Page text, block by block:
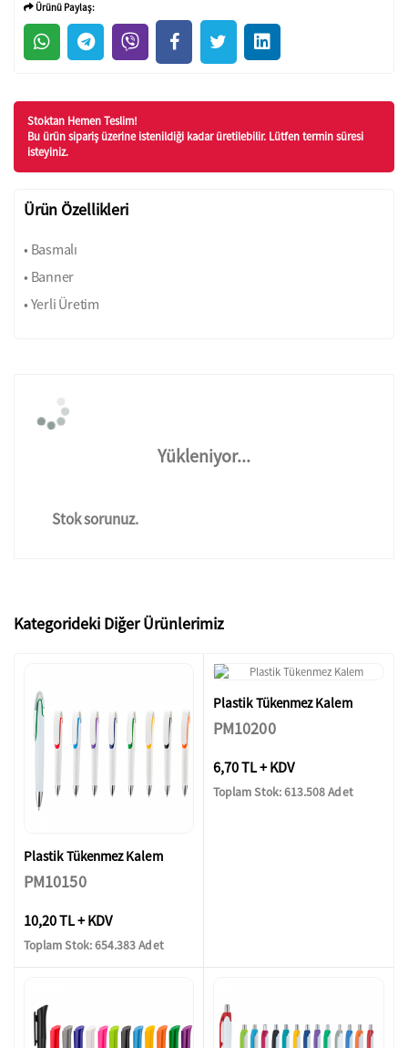
Ürünü Paylaş:
Stoktan Hemen Teslim!
Bu ürün sipariş üzerine istenildiği kadar üretilebilir. Lütfen termin süresi
isteyiniz.
Ürün Özellikleri
• Basmalı
• Banner
• Yerli Üretim
Yükleniyor...
Stok sorunuz.
Kategorideki Diğer Ürünlerimiz
Plastik Tükenmez Kalem
PM10150
10,20 TL + KDV
Toplam Stok: 654.383 Adet
Plastik Tükenmez Kalem
PM10200
6,70 TL + KDV
Toplam Stok: 613.508 Adet